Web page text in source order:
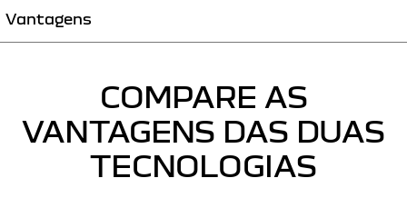
O motor elétrico permite uma condução 100% elétrica e proporciona
um aumento de potência ao motor de combustão no restante tempo.
A caixa de velocidades multimodo permite a comutação automática
entre três modos de condução:
100% elétrico
elétrico + térmico
100% térmico.
Vantagens
Até 40%* de poupança no consumo de combustível e redução de
CO2 em comparação com um motor a gasolina equivalente.
80 %** de condução elétrica na cidade
*No consumo do ciclo urbano
**Resultados de testes internos utilizando a fase urbana (baixa) do
WLTC (Worldwide Harmonized Light Vehicles Test Cycle). % do tempo
COMPARE AS
VANTAGENS DAS DUAS
TECNOLOGIAS